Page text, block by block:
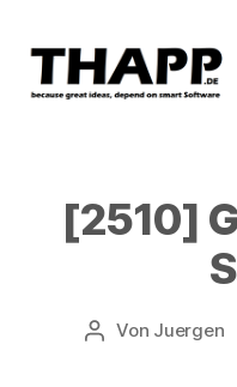
[2510]
Beitragsautor
Von Juergen